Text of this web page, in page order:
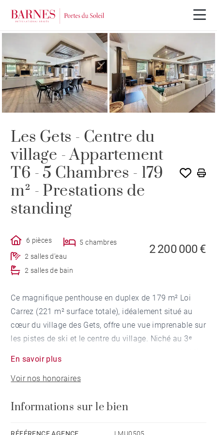
Les Gets - Centre du
village - Appartement
T6 - 5 Chambres - 179
m² - Prestations de
standing
6 pièces
5 chambres
2 salles d'eau
2 salles de bain
2 200 000 €
Ce magnifique penthouse en duplex de 179 m² Loi
Carrez (221 m² surface totale), idéalement situé au
cœur du village des Gets, offre une vue imprenable sur
les pistes de ski et le centre du village. Niché au 3ᵉ
il séduit par son élégante décoration mêlant bois brûlé
et finitions haut de gamme.
Dès l’entrée, un spacieux vestiaire donne le ton. La
En savoir plus
Voir nos honoraires
Informations sur le bien
RÉFÉRENCE AGENCE LMU0505